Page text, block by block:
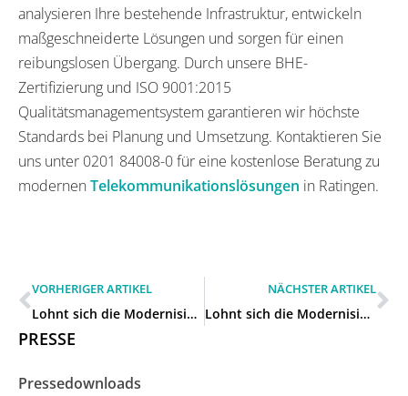
analysieren Ihre bestehende Infrastruktur, entwickeln
maßgeschneiderte Lösungen und sorgen für einen
reibungslosen Übergang. Durch unsere BHE-
Zertifizierung und ISO 9001:2015
Qualitätsmanagementsystem garantieren wir höchste
Standards bei Planung und Umsetzung. Kontaktieren Sie
uns unter 0201 84008-0 für eine kostenlose Beratung zu
modernenTelekommunikationslösungen in Ratingen.
VORHERIGER ARTIKEL
Lohnt sich die Modernisierung unserer 15 Jahre alten Telefonanlage in Heiligenhaus?
NÄCHSTER ARTIKEL
Lohnt sich die Modernisierung unserer 15 Jahre alten Telefonanlage in Mettmann?
PRESSE
Pressedownloads